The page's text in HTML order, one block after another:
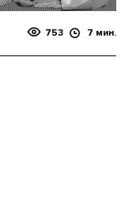
753 7 мин.